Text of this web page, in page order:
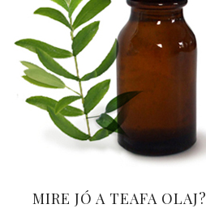
MIRE JÓ A TEAFA OLAJ?